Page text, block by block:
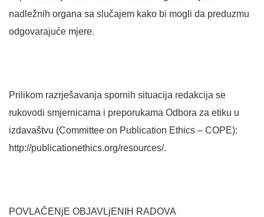
nadležnih organa sa slučajem kako bi mogli da preduzmu
odgovarajuće mjere.
Prilikom razrješavanja spornih situacija redakcija se
rukovodi smjernicama i preporukama Odbora za etiku u
izdavaštvu (Committee on Publication Ethics – COPE):
http://publicationethics.org/resources/.
POVLAČENjE OBJAVLjENIH RADOVA